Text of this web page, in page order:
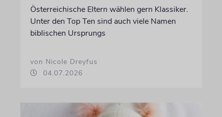
Österreichische Eltern wählen gern Klassiker.
Unter den Top Ten sind auch viele Namen
biblischen Ursprungs
von Nicole Dreyfus
04.07.2026